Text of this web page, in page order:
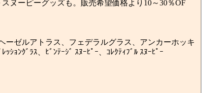
ヌーピーグッズも。販売希望価格より10～30％OF
ーゼルアトラス、フェデラルグラス、アンカーホッキ
ｼｮﾝｸﾞﾗｽ、ﾋﾞﾝﾃｰｼﾞ ｽﾇｰﾋﾟｰ、ｺﾚｸﾃｨﾌﾞﾙ ｽﾇｰﾋﾟｰ